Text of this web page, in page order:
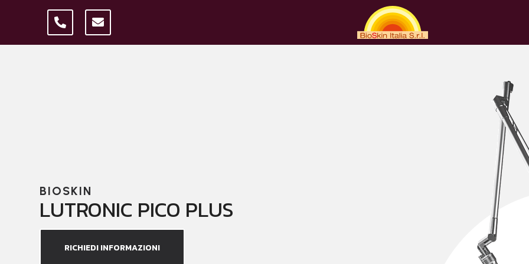
BIOSKIN
LUTRONIC PICO PLUS
RICHIEDI INFORMAZIONI